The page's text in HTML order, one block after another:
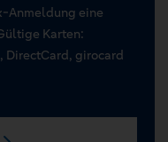
Anmeldung eine
Karten:
DirectCard, girocard